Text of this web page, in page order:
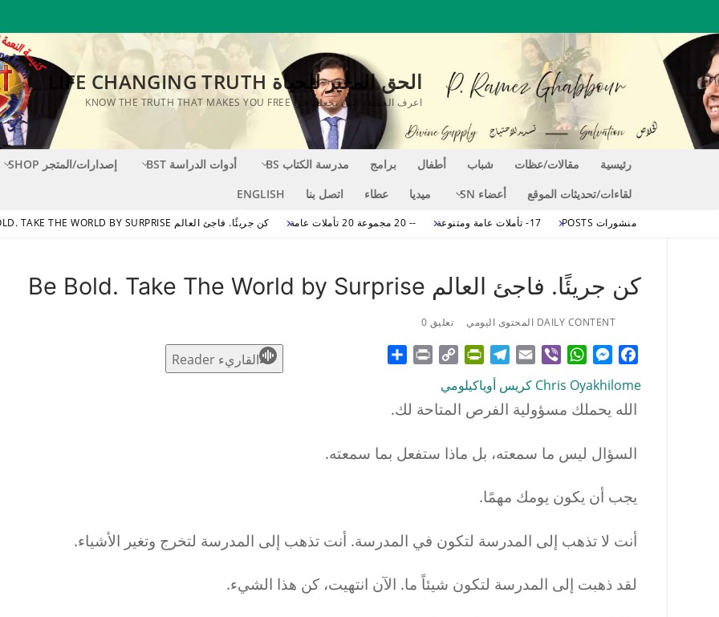
إلى
المحتوى
الحق المغير للحياة LIFE CHANGING TRUTH
اعرف الحقيقة التي تجعلك حراً KNOW THE TRUTH THAT MAKES YOU FREE
رئيسية مقالات/عظات شباب أطفال برامج مدرسة الكتاب BS أدوات الدراسة BST إصدارات/المتجر SHOP
لقاءات/تحديثات الموقع
أعضاء SN ميديا عطاء اتصل بنا ENGLISH
منشورات POSTS 17- تأملات عامة ومتنوعة -- 20 مجموعة 20 تأملات عامة كن جريئًا. فاجئ العالم BE BOLD. TAKE THE WORLD BY SURPRISE
كن جريئًا. فاجئ العالم Be Bold. Take The World by Surprise
DAILY CONTENT المحتوى اليومي تعليق 0
القاريء Reader Facebook
Messenger
WhatsApp
Viber
Email
Telegram
PrintFriendly
Copy
Print
Chris Oyakhilome كريس أوياكيلومي
الله يحملك مسؤولية الفرص المتاحة لك.
السؤال ليس ما سمعته، بل ماذا ستفعل بما سمعته.
يجب أن يكون يومك مهمًا.
أنت لا تذهب إلى المدرسة لتكون في المدرسة. أنت تذهب إلى المدرسة لتخرج وتغير الأشياء.
لقد ذهبت إلى المدرسة لتكون شيئاً ما. الآن انتهيت، كن هذا الشيء.